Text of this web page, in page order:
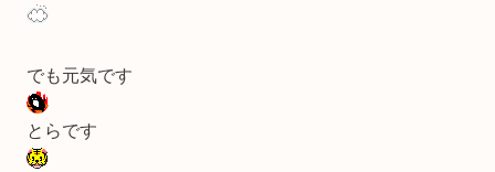
でも元気です
とらです